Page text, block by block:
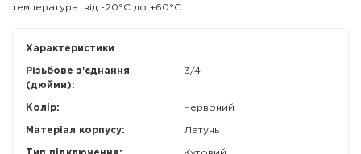
температура: від -20°C до +60°C
Характеристики
Різьбове з'єднання
(дюйми):
3/4
Колір: Червоний
Матеріал корпусу: Латунь